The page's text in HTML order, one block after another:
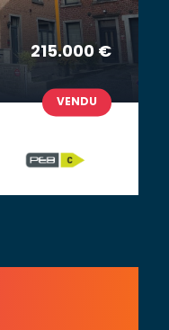
215.000 €
VENDU